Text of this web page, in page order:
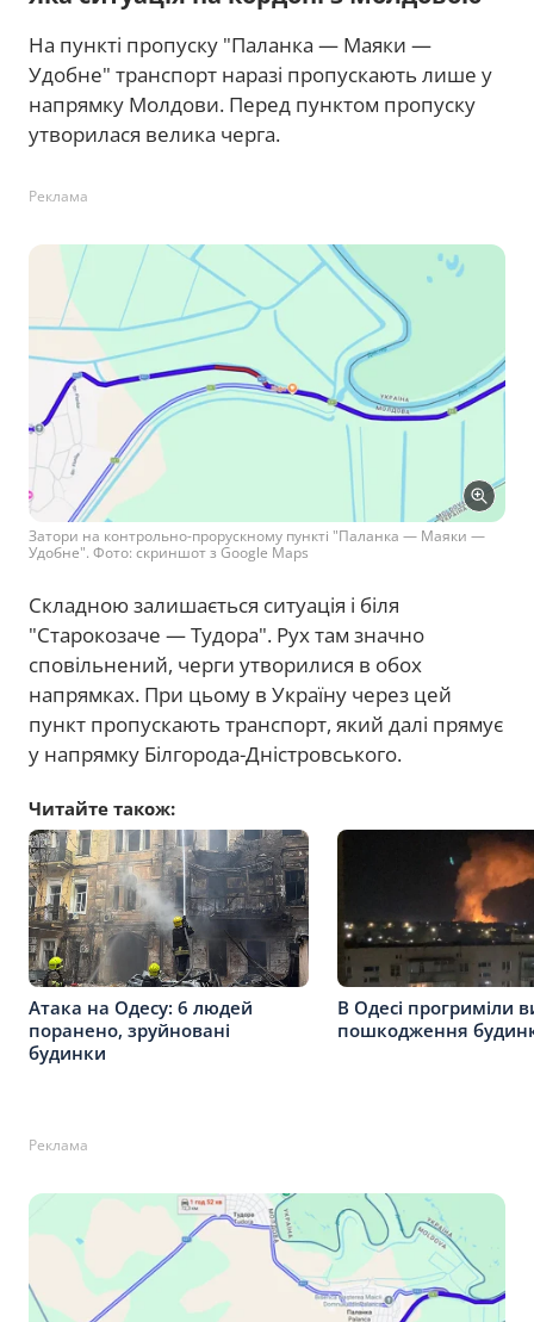
На пункті пропуску "Паланка — Маяки —
Удобне" транспорт наразі пропускають лише у
напрямку Молдови. Перед пунктом пропуску
утворилася велика черга.
Реклама
Затори на контрольно-прорускному пункті "Паланка — Маяки —
Удобне". Фото: скриншот з Google Maps
Складною залишається ситуація і біля
"Старокозаче — Тудора". Рух там значно
сповільнений, черги утворилися в обох
напрямках. При цьому в Україну через цей
пункт пропускають транспорт, який далі прямує
у напрямку Білгорода-Дністровського.
Читайте також:
Атака на Одесу: 6 людей
поранено, зруйновані
будинки
В Одесі прогриміли
пошкодження
Реклама